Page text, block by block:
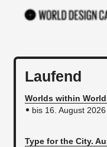
Laufend
Worlds within
bis 16. August 2026
Type for the City.